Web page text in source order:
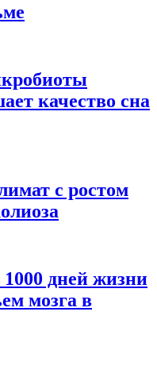
качество сна
с ростом
дней жизни
мозга в